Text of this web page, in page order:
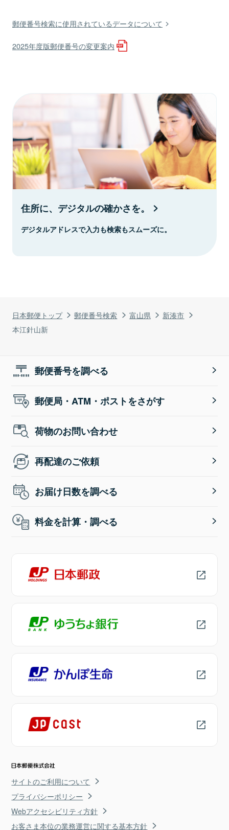
日本郵便トップ 郵便番号検索 富山県
新湊市
本江針山新
郵便番号検索に使用されているデータについて
2025年度版郵便番号の変更案内
住所に、デジタルの確かさを。
デジタルアドレスで入力も検索もスムーズに。
郵便番号を調べる
郵便局・ATM・ポストをさがす
荷物のお問い合わせ
再配達のご依頼
お届け日数を調べる
料金を計算・調べる
サイトのご利用について
プライバシーポリシー
Webアクセシビリティ方針
お客さま本位の業務運営に関する基本方針